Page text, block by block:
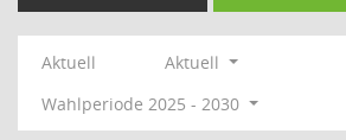
Aktuell
Aktuell
Wahlperiode 2025 - 2030